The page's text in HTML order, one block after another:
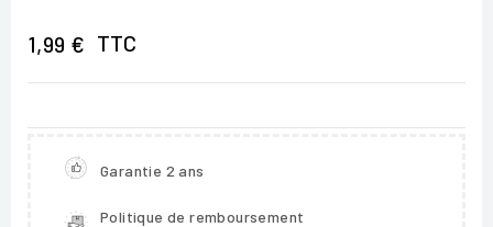
1,99 € TTC
Garantie 2 ans
Politique de remboursement